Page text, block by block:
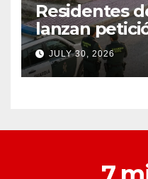
Residentes
lanzan
disminución
servicios
Leader
JULY 30, 2026